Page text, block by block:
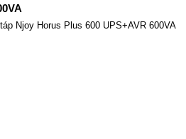
Njoy Horus Plus 600 UPS+AVR 600VA